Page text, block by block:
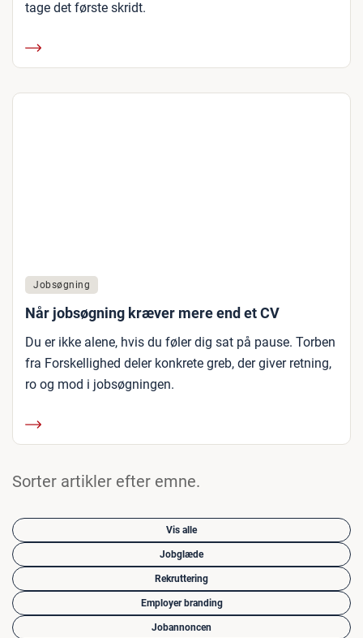
tage det første skridt.
Jobsøgning
Når jobsøgning kræver mere end et CV
Du er ikke alene, hvis du føler dig sat på pause. Torben
fra Forskellighed deler konkrete greb, der giver retning,
ro og mod i jobsøgningen.
Sorter artikler efter emne.
Vis alle
Jobglæde
Rekruttering
Employer branding
Jobannoncen